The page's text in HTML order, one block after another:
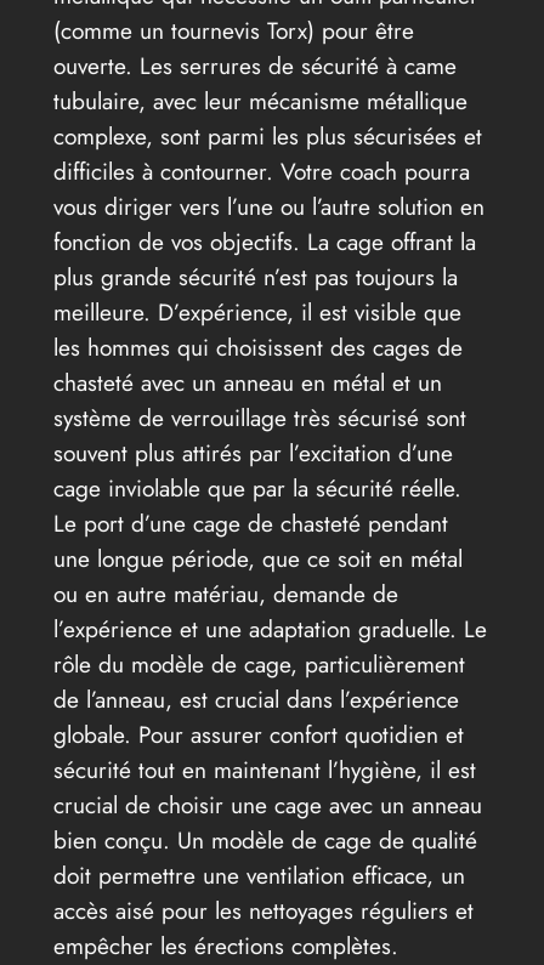
(comme un tournevis Torx) pour être
ouverte. Les serrures de sécurité à came
tubulaire, avec leur mécanisme métallique
complexe, sont parmi les plus sécurisées et
difficiles à contourner. Votre coach pourra
vous diriger vers l’une ou l’autre solution en
fonction de vos objectifs. La cage offrant la
plus grande sécurité n’est pas toujours la
meilleure. D’expérience, il est visible que
les hommes qui choisissent des cages de
chasteté avec un anneau en métal et un
système de verrouillage très sécurisé sont
souvent plus attirés par l’excitation d’une
cage inviolable que par la sécurité réelle.
Le port d’une cage de chasteté pendant
une longue période, que ce soit en métal
ou en autre matériau, demande de
l’expérience et une adaptation graduelle. Le
rôle du modèle de cage, particulièrement
de l’anneau, est crucial dans l’expérience
globale. Pour assurer confort quotidien et
sécurité tout en maintenant l’hygiène, il est
crucial de choisir une cage avec un anneau
bien conçu. Un modèle de cage de qualité
doit permettre une ventilation efficace, un
accès aisé pour les nettoyages réguliers et
empêcher les érections complètes.